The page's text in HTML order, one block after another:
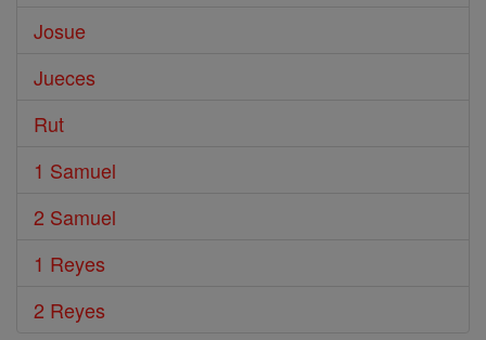
Josue
Jueces
Rut
1 Samuel
2 Samuel
1 Reyes
2 Reyes